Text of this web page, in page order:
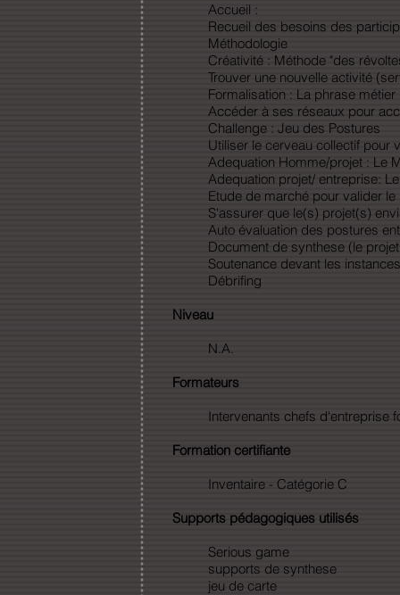
Accueil :
Recueil des besoins des
Méthodologie
Créativité : Méthode "des
Trouver une nouvelle activité
Formalisation : La phrase métier
Accéder à ses réseaux pour
Challenge : Jeu des Postures
Utiliser le cerveau collectif pour
Adequation Homme/projet : Le
Adequation projet/ entreprise:
Etude de marché pour valider le
S'assurer que le(s) projet(s)
Auto évaluation des postures
Document de synthese (le
Soutenance devant les
Débrifing
Niveau
N.A.
Formateurs
Intervenants chefs d'entreprise
Formation certifiante
Inventaire - Catégorie C
Supports pédagogiques utilisés
Serious game
supports de synthese
jeu de carte